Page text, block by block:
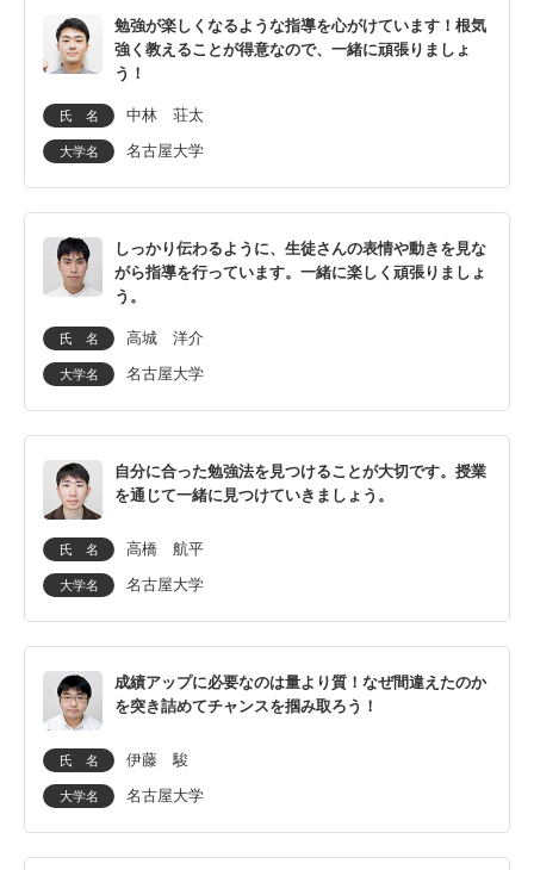
長久手市
日進市
東浦町
みよし市 弥富市
高浜市 武豊町
常滑市
オンライン指導は全国対応
勉強が楽しくなるような指導を心がけています！根気
強く教えることが得意なので、一緒に頑張りましょ
う！
氏 名 中林 荘太
大学名 名古屋大学
しっかり伝わるように、生徒さんの表情や動きを見な
がら指導を行っています。一緒に楽しく頑張りましょ
う。
氏 名 高城 洋介
大学名 名古屋大学
自分に合った勉強法を見つけることが大切です。授業
を通じて一緒に見つけていきましょう。
氏 名 高橋 航平
大学名 名古屋大学
成績アップに必要なのは量より質！なぜ間違えたのか
を突き詰めてチャンスを掴み取ろう！
氏 名 伊藤 駿
大学名 名古屋大学